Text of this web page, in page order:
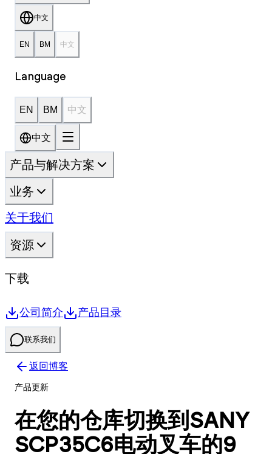
中文
EN BM 中文
Language
EN BM 中文
中文
产品与解决方案
业务
关于我们
资源
下载
公司简介 产品目录
联系我们
返回博客
产品更新
在您的仓库切换到SANY
SCP35C6电动叉车的9